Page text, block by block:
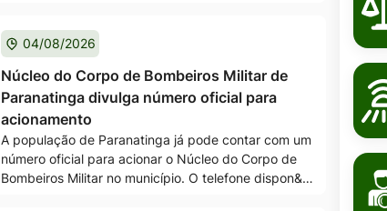
04/08/2026
Núcleo do Corpo de Bombeiros Militar de
Paranatinga divulga número oficial para
acionamento
A população de Paranatinga já pode contar com um
número oficial para acionar o Núcleo do Corpo de
Bombeiros Militar no município. O telefone dispon&…